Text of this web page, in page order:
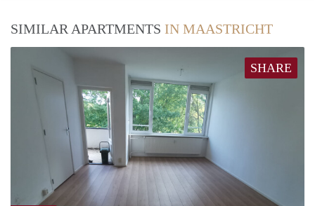
SIMILAR APARTMENTS IN MAASTRICHT
SHARE